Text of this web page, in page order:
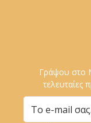
Γράψου στο
τελευταίες